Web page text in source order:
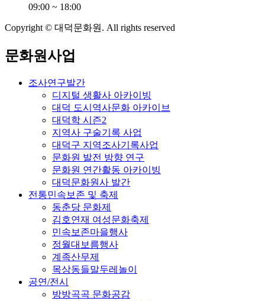
09:00 ~ 18:00
Copyright © 대덕문화원. All rights reserved
문화원사업
조사연구발간
디지털 생활사 아카이빙
대덕 도시역사문화 아카이브
대덕학 시즌2
지역사 구술기록 사업
대덕구 지역조사기록사업
문화원 발전 방향 연구
문화원 연간활동 아카이빙
대덕문화원사 발간
전통민속보존 및 축제
동춘당 문화제
김호연재 여성문화축제
민속보존마을행사
정월대보름행사
계족산무제
목상동들말두레놀이
공연/전시
방방곡곡 문화공감